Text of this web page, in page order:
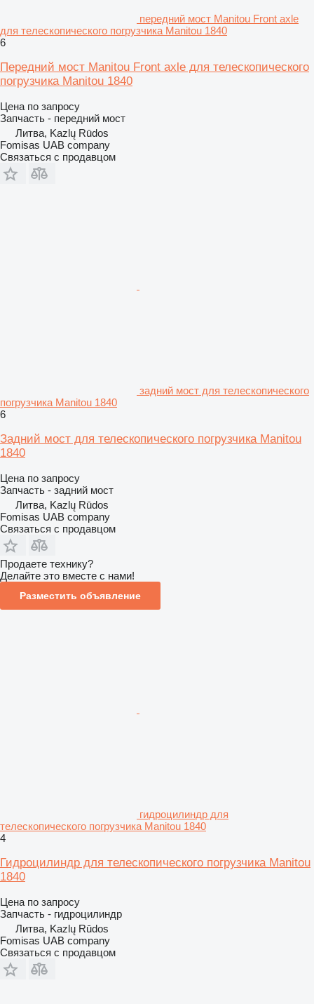
передний мост Manitou Front axle
для телескопического погрузчика Manitou 1840
6
Передний мост Manitou Front axle для телескопического
погрузчика Manitou 1840
Цена по запросу
Запчасть - передний мост
Литва, Kazlų Rūdos
Fomisas UAB company
Связаться с продавцом
задний мост для телескопического
погрузчика Manitou 1840
6
Задний мост для телескопического погрузчика Manitou
1840
Цена по запросу
Запчасть - задний мост
Литва, Kazlų Rūdos
Fomisas UAB company
Связаться с продавцом
Продаете технику?
Делайте это вместе с нами!
Разместить объявление
гидроцилиндр для
телескопического погрузчика Manitou 1840
4
Гидроцилиндр для телескопического погрузчика Manitou
1840
Цена по запросу
Запчасть - гидроцилиндр
Литва, Kazlų Rūdos
Fomisas UAB company
Связаться с продавцом